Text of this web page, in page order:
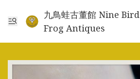
九鳥蛙古董館 Nine Bird
Frog Antiques